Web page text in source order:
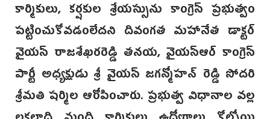
కార్మికులు, కర్షకుల శ్రేయస్సును కాంగ్రెస్ ప్రభుత్వం
పట్టించుకోవడంలేదని దివంగత మహానేత డాక్టర్
వైయస్ రాజశేఖరరెడ్డి తనయ, వైయస్ఆర్ కాంగ్రెస్
పార్టీ అధ్యక్షుడు శ్రీ వైయస్ జగన్మోహన్ రెడ్డి సోదరి
శ్రీమతి షర్మిల ఆరోపించారు. ప్రభుత్వ విధానాల వల్ల